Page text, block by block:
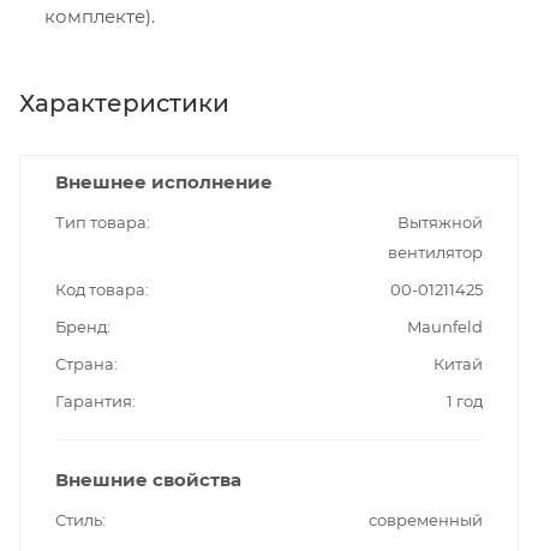
комплекте).
Характеристики
Внешнее исполнение
Тип товара
Вытяжной
вентилятор
Код товара
00-01211425
Бренд
Maunfeld
Страна
Китай
Гарантия
1 год
Внешние свойства
Стиль современный